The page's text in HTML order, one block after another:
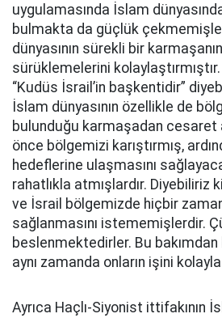
uygulamasında İslam
bulmakta da güçlük
dünyasının sürekli bir
sürüklemelerini
“Kudüs İsrail’in başkentidir”
İslam dünyasının özellikle de
bulunduğu karmaşadan cesaret
önce bölgemizi karıştırmış,
hedeflerine ulaşmasını
rahatlıkla atmışlardır. Diyebiliriz
ve İsrail bölgemizde hiçbir zaman
sağlanmasını istememişlerdir.
beslenmektedirler. Bu
aynı zamanda onların işini
Ayrıca Haçlı-Siyonist ittifakının